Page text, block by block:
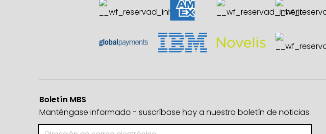
Boletín MBS
Manténgase informado - suscríbase hoy a nuestro boletín de noticias.